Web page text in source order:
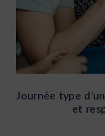
Journée type
et